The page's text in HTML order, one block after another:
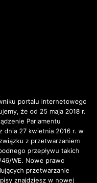
portalu internetowego
że od 25 maja 2018 r.
Parlamentu
dnia 27 kwietnia 2016 r. w
z przetwarzaniem
przepływu takich
WE. Nowe prawo
przetwarzanie
znajdziesz w nowej